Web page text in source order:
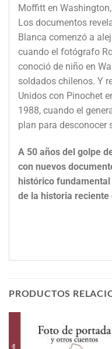
Moffitt en
Los documentos
Blanca comenzó a
cuando el fotógrafo
conoció de niño en
soldados chilenos. Y
Unidos con Pinochet
1988, cuando el
plan para desconocer
A 50 años del golpe
con nuevos
histórico
de la historia reciente
PRODUCTOS